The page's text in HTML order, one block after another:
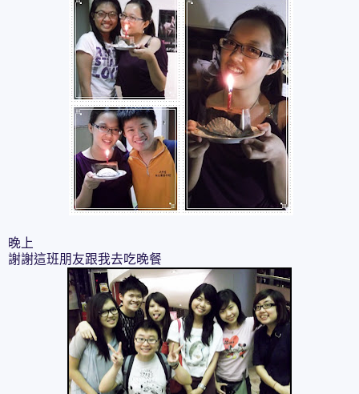
晚上
謝謝這班朋友跟我去吃晚餐